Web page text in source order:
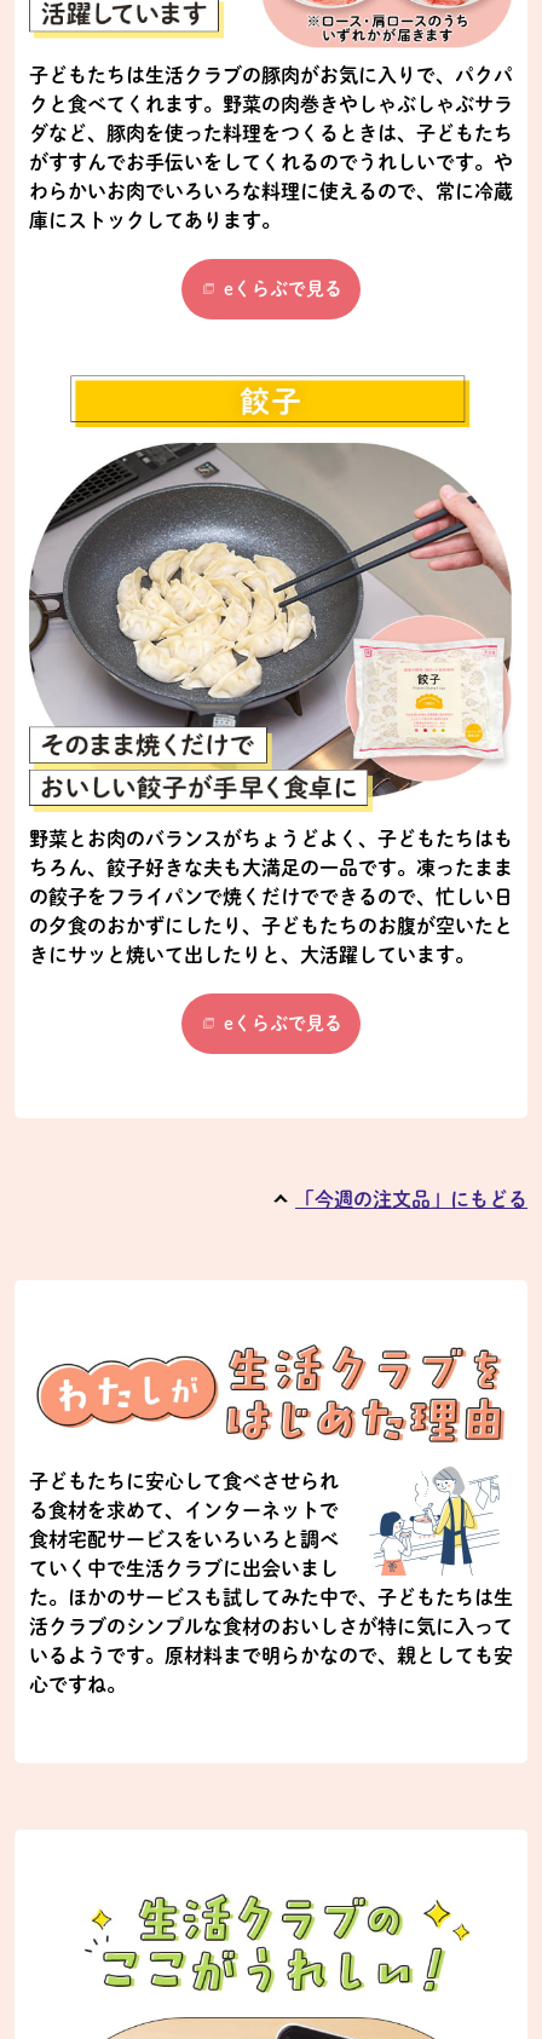
子どもたちは生活クラブの豚肉がお気に入りで、パクパ
クと食べてくれます。野菜の肉巻きやしゃぶしゃぶサラ
ダなど、豚肉を使った料理をつくるときは、子どもたち
がすすんでお手伝いをしてくれるのでうれしいです。や
わらかいお肉でいろいろな料理に使えるので、常に冷蔵
庫にストックしてあります。
eくらぶで見る
野菜とお肉のバランスがちょうどよく、子どもたちはも
ちろん、餃子好きな夫も大満足の一品です。凍ったまま
の餃子をフライパンで焼くだけでできるので、忙しい日
の夕食のおかずにしたり、子どもたちのお腹が空いたと
きにサッと焼いて出したりと、大活躍しています。
eくらぶで見る
「今週の注文品」にもどる
子どもたちに安心して食べさせられ
る食材を求めて、インターネットで
食材宅配サービスをいろいろと調べ
ていく中で生活クラブに出会いまし
た。ほかのサービスも試してみた中で、子どもたちは生
活クラブのシンプルな食材のおいしさが特に気に入って
いるようです。原材料まで明らかなので、親としても安
心ですね。